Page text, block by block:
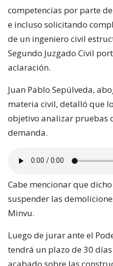
competencias por parte
e incluso solicitando
de un ingeniero civil
Segundo Juzgado Civil
aclaración.
Juan Pablo Sepúlveda,
materia civil, detalló que
objetivo analizar pruebas
demanda.
Cabe mencionar que
suspender las
Minvu.
Luego de jurar ante el
tendrá un plazo de 30
acabado sobre las